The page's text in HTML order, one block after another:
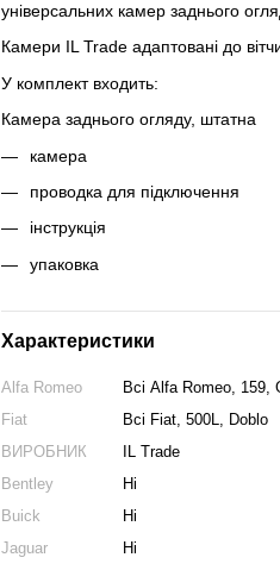
універсальних камер заднього
Камери IL Trade адаптовані до
У комплект входить:
Камера заднього огляду, штатна
камера
проводка для підключення
інструкція
упаковка
Характеристики
Alfa Romeo
Всі Alfa Romeo, 159,
Fiat
Всі Fiat, 500L, Doblo
ВИРОБНИК
IL Trade
Bentley
Ні
Buick
Ні
Jaguar
Ні